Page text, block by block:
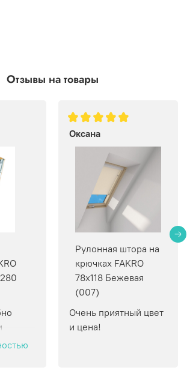
Отзывы на товары
Оксана
Рулонная штора на
крючках FAKRO
78х118 Бежевая
(007)
Очень приятный цвет
и цена!